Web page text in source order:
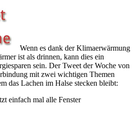
Wenn es dank der Klimaerwärmung
ist als drinnen, kann dies ein
sein. Der Tweet der Woche von
mit zwei wichtigen Themen
das Lachen im Halse stecken bleibt:
einfach mal alle Fenster